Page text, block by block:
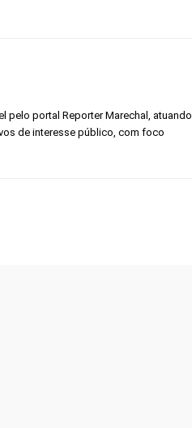
pelo portal Reporter Marechal, atuando
de interesse público, com foco